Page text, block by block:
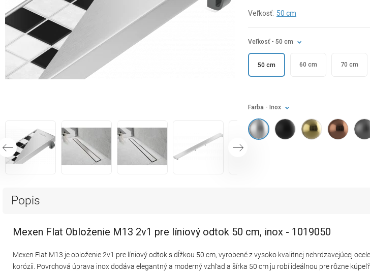
Veľkosť: 50 cm
Veľkosť- 50 cm
50 cm 60 cm 70 cm
Farba - Inox
Popis
Mexen Flat Obloženie M13 2v1 pre líniový odtok 50 cm, inox - 1019050
Mexen Flat M13 je obloženie 2v1 pre líniový odtok s dĺžkou 50 cm, vyrobené z vysoko kvalitnej nehrdzavejúcej
korózii. Povrchová úprava inox dodáva elegantný a moderný vzhľad a šírka 50 cm ju robí ideálnou pre rôzne